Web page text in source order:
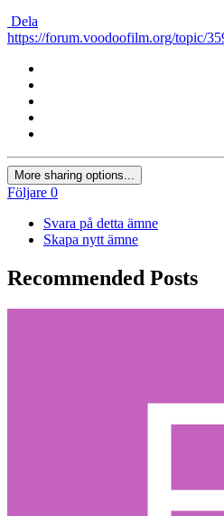
Dela
https://forum.voodoofilm.org/topic/
More sharing options...
Följare 0
Svara på detta ämne
Skapa nytt ämne
Recommended Posts